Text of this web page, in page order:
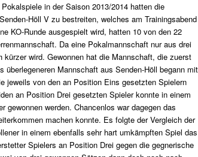
in der Saison 2013/2014 hatten die
Höll V zu bestreiten, welches am Trainingsabend
KO-Runde ausgespielt wird, hatten 10 von den 22
Da eine Pokalmannschaft nur aus drei
wird. Gewonnen hat die Mannschaft, die zuerst
Mannschaft aus Senden-Höll begann mit
jeweils von den an Position Eins gesetzten Spielern
an Position Drei gesetzten Spieler konnte in einem
werden. Chancenlos war dagegen das
machen konnte. Es folgte der Vergleich der
in einem ebenfalls sehr hart umkämpften Spiel das
Spielers an Position Drei gegen die gegnerische